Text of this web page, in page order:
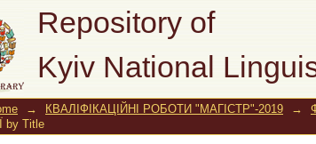
Repository of
Kyiv National
ФАКУЛЬТЕТ
→ КВАЛІФІКАЦІЙНІ РОБОТИ "МАГІСТР"-2019 →
by Title